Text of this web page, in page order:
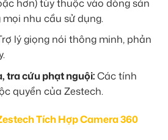
hơn) tùy thuộc vào dòng sản
nhu cầu sử dụng.
lý giọng nói thông minh, phản
tra cứu phạt nguội:Các tính
quyền của Zestech.
Tích Hợp Camera 360